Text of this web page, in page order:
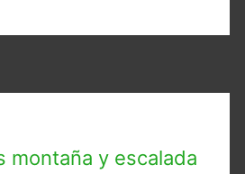
montaña y escalada